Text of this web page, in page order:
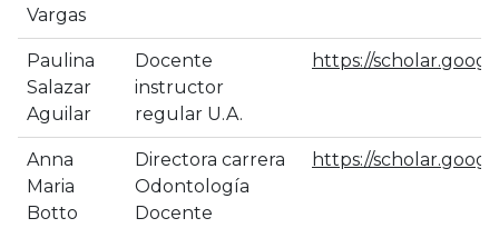
Vargas
Paulina
Salazar
Aguilar
Docente
instructor
regular U.A.
https://
Anna
Maria
Botto
Directora carrera
Odontología
Docente
https://